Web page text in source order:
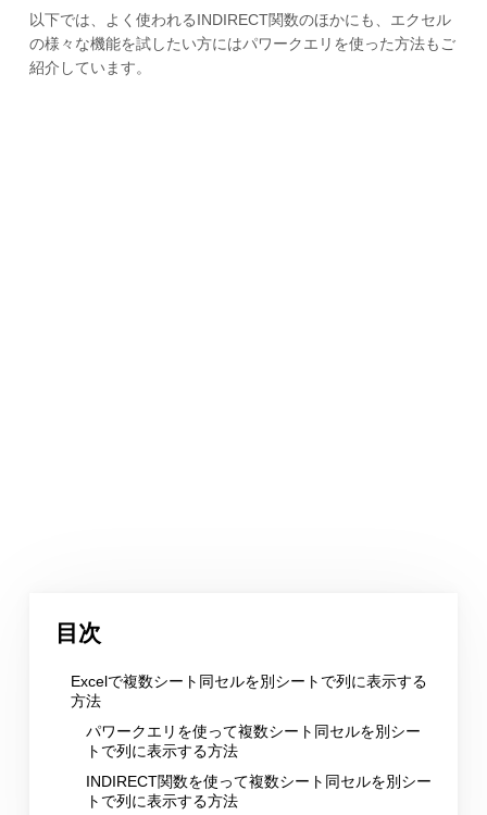
以下では、よく使われるINDIRECT関数のほかにも、エクセル
の様々な機能を試したい方にはパワークエリを使った方法もご
紹介しています。
目次
Excelで複数シート同セルを別シートで列に表示する
方法
パワークエリを使って複数シート同セルを別シー
トで列に表示する方法
INDIRECT関数を使って複数シート同セルを別シー
トで列に表示する方法